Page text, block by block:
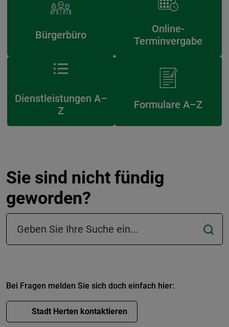
Bürgerbüro
Online-
Terminvergabe
Dienstleistungen A–
Z
Formulare A–Z
Sie sind nicht fündig
geworden?
Suchfeld in der Fußzeile
Bei Fragen melden Sie sich doch einfach hier:
Stadt Herten kontaktieren